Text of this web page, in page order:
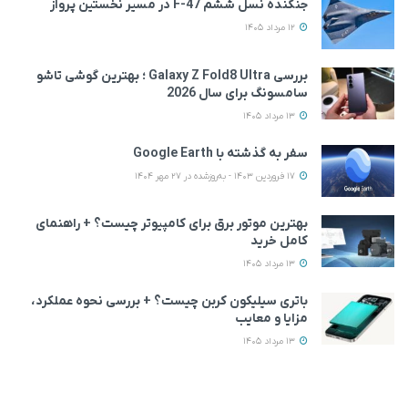
جنگنده نسل ششم F-47 در مسیر نخستین پرواز
بررسی Galaxy Z Fold8 Ultra ؛ بهترین گوشی تاشو
سامسونگ برای سال 2026
سفر به گذشته با Google Earth
بهترین موتور برق برای کامپیوتر چیست؟ + راهنمای
کامل خرید
باتری سیلیکون کربن چیست؟ + بررسی نحوه عملکرد،
مزایا و معایب